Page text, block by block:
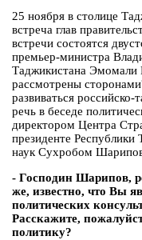
25 ноября в столице
встреча глав
встречи состоятся
премьер-министра
Таджикистана Эмомали
рассмотрены
развиваться
речь в беседе
директором Центра
президенте
наук Сухробом
- Господин Шарипов,
же, известно, что Вы
политических
Расскажите,
политику?